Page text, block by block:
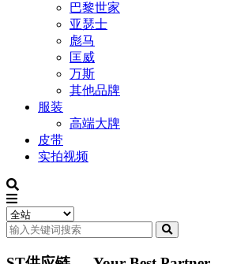
巴黎世家
亚瑟士
彪马
匡威
万斯
其他品牌
服装
高端大牌
皮带
实拍视频